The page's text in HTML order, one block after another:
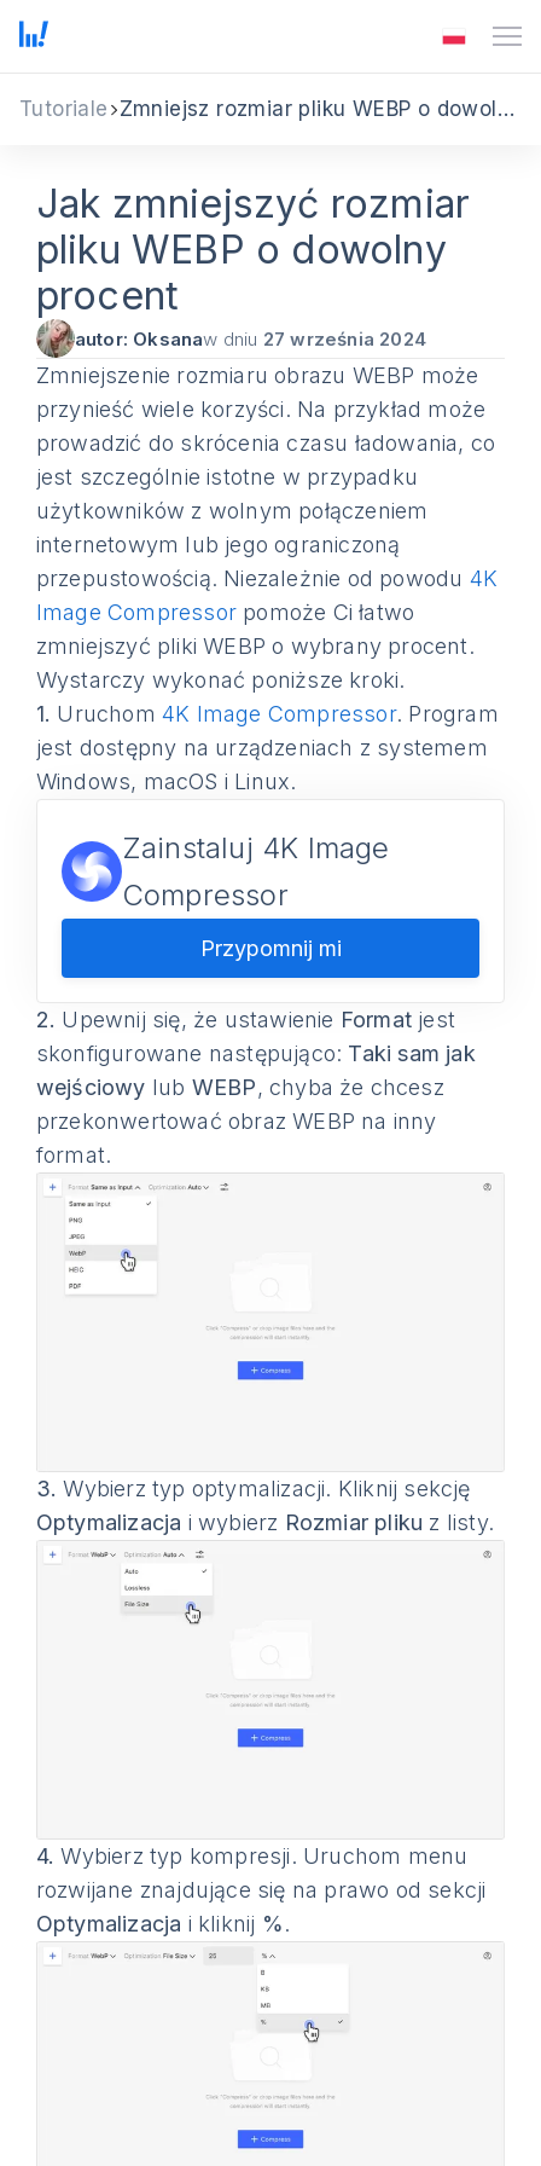
Tutoriale Zmniejsz rozmiar pliku WEBP o dowolny procent
Jak zmniejszyć rozmiar
pliku WEBP o dowolny
procent
autor: Oksanaw dniu 27 września 2024
Zmniejszenie rozmiaru obrazu WEBP może
przynieść wiele korzyści. Na przykład może
prowadzić do skrócenia czasu ładowania, co
jest szczególnie istotne w przypadku
użytkowników z wolnym połączeniem
internetowym lub jego ograniczoną
przepustowością. Niezależnie od powodu 4K
Image Compressor pomoże Ci łatwo
zmniejszyć pliki WEBP o wybrany procent.
Wystarczy wykonać poniższe kroki.
1. Uruchom4K Image Compressor. Program
jest dostępny na urządzeniach z systemem
Windows, macOS i Linux.
Zainstaluj 4K Image
Compressor
Przypomnij mi
2. Upewnij się, że ustawienie Format jest
skonfigurowane następująco: Taki sam jak
wejściowy lub WEBP, chyba że chcesz
przekonwertować obraz WEBP na inny
format.
3. Wybierz typ optymalizacji. Kliknij sekcję
Optymalizacja i wybierz Rozmiar pliku z listy.
4. Wybierz typ kompresji. Uruchom menu
rozwijane znajdujące się na prawo od sekcji
Optymalizacja i kliknij %.